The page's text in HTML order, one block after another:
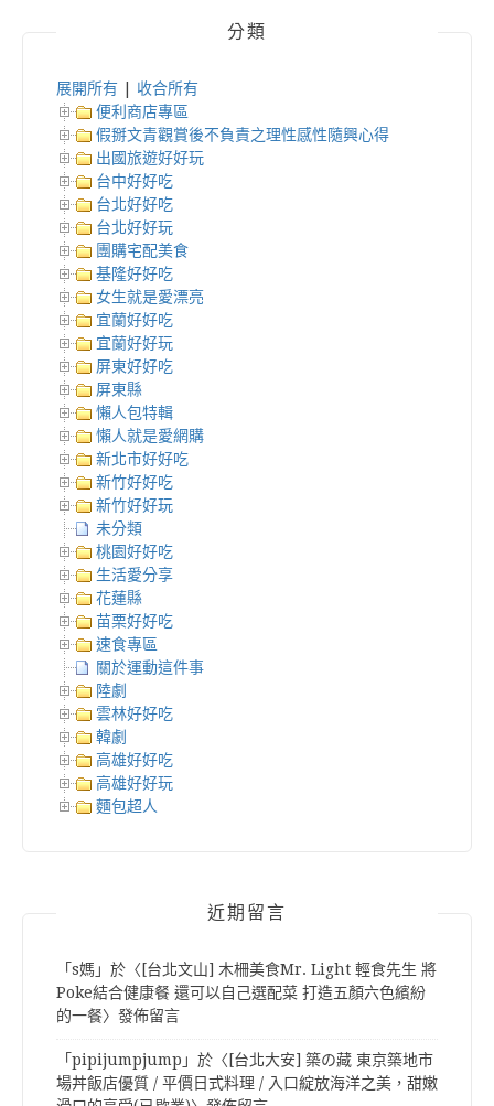
分類
展開所有
收合所有
便利商店專區
假掰文青觀賞後不負責之理性感性隨興心得
出國旅遊好好玩
台中好好吃
台北好好吃
台北好好玩
團購宅配美食
基隆好好吃
女生就是愛漂亮
宜蘭好好吃
宜蘭好好玩
屏東好好吃
屏東縣
懶人包特輯
懶人就是愛網購
新北市好好吃
新竹好好吃
新竹好好玩
未分類
桃園好好吃
生活愛分享
花蓮縣
苗栗好好吃
速食專區
關於運動這件事
陸劇
雲林好好吃
韓劇
高雄好好吃
高雄好好玩
麵包超人
近期留言
「s媽 」於〈 [台北文山] 木柵美食Mr. Light 輕食先生 將
Poke結合健康餐 還可以自己選配菜 打造五顏六色繽紛
的一餐〉發佈留言
「pipijumpjump 」於〈 [台北大安] 築の藏 東京築地市
場丼飯店優質 / 平價日式料理 / 入口綻放海洋之美，甜嫩